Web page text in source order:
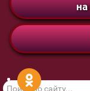
на
Поиск